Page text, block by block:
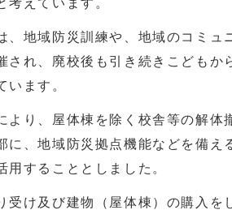
えています。
地域防災訓練や、地域のコミュ
れ、廃校後も引き続きこどもか
います。
り、屋体棟を除く校舎等の解体
に、地域防災拠点機能などを備え
することとしました。
け及び建物（屋体棟）の購入を